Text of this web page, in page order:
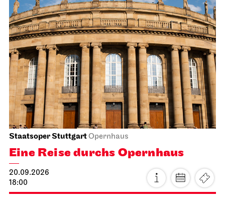
Staatsoper StuttgartOpernhaus
Eine Reise durchs Opernhaus
20.09.2026
18:00